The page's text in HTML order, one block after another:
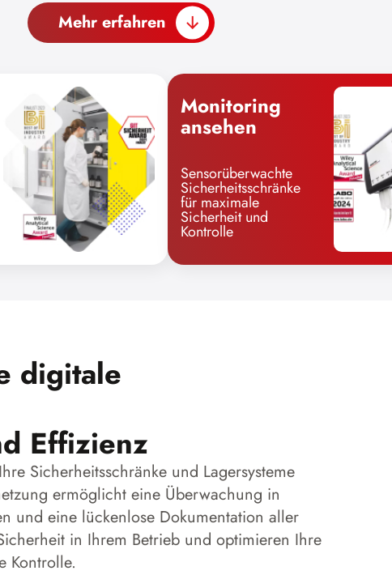
Mehr erfahren
Monitoring
ansehen
Sensorüberwachte
Sicherheitsschränke
für maximale
Sicherheit und
Kontrolle
digitale
Effizienz
Sicherheitsschränke und Lagersysteme
ermöglicht eine Überwachung in
und eine lückenlose Dokumentation aller
in Ihrem Betrieb und optimieren Ihre
Kontrolle.